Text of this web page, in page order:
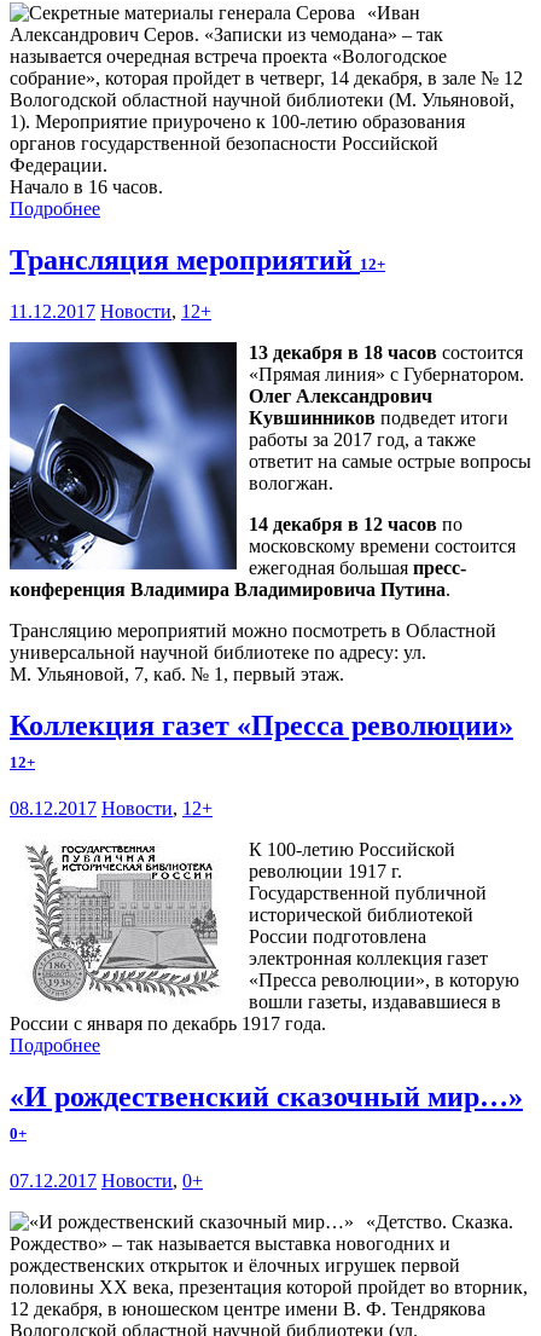
«Иван
Александрович Серов. «Записки из чемодана» – так
называется очередная встреча проекта «Вологодское
собрание», которая пройдет в четверг, 14 декабря, в зале № 12
Вологодской областной научной библиотеки (М. Ульяновой,
1). Мероприятие приурочено к 100-летию образования
органов государственной безопасности Российской
Федерации.
Начало в 16 часов.
Подробнее
Трансляция мероприятий 12+
11.12.2017 Новости, 12+
13 декабря в 18 часов состоится
«Прямая линия» с Губернатором.
Олег Александрович
Кувшинников подведет итоги
работы за 2017 год, а также
ответит на самые острые вопросы
вологжан.
14 декабря в 12 часов по
московскому времени состоится
ежегодная большая пресс-
конференция Владимира Владимировича Путина.
Трансляцию мероприятий можно посмотреть в Областной
универсальной научной библиотеке по адресу: ул.
М. Ульяновой, 7, каб. № 1, первый этаж.
Коллекция газет «Пресса революции»
12+
08.12.2017 Новости, 12+
К 100-летию Российской
революции 1917 г.
Государственной публичной
исторической библиотекой
России подготовлена
электронная коллекция газет
«Пресса революции», в которую
вошли газеты, издававшиеся в
России с января по декабрь 1917 года.
Подробнее
«И рождественский сказочный мир…»
0+
07.12.2017 Новости, 0+
«Детство. Сказка.
Рождество» – так называется выставка новогодних и
рождественских открыток и ёлочных игрушек первой
половины ХХ века, презентация которой пройдет во вторник,
12 декабря, в юношеском центре имени В. Ф. Тендрякова
Вологодской областной научной библиотеки (ул.